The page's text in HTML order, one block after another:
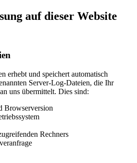
auf dieser Website
erhebt und speichert automatisch
Server-Log-Dateien, die Ihr
uns übermittelt. Dies sind:
Browserversion
Rechners